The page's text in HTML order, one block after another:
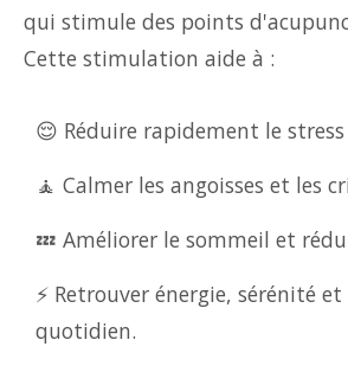
qui stimule des points
Cette stimulation aide à :
😌 Réduire rapidement le
🧘 Calmer les angoisses et les
💤 Améliorer le sommeil et
⚡ Retrouver énergie, sérénité
quotidien.